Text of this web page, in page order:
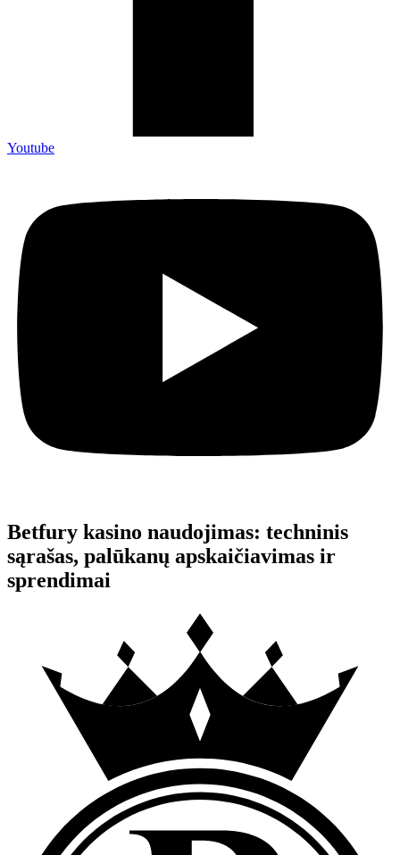
Youtube
Betfury kasino naudojimas: techninis
sąrašas, palūkanų apskaičiavimas ir
sprendimai